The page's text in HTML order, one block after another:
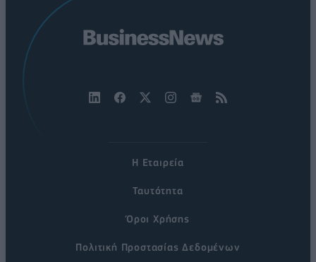
Η Εταιρεία
Ταυτότητα
Όροι Χρήσης
Πολιτική Προστασίας Δεδομένων